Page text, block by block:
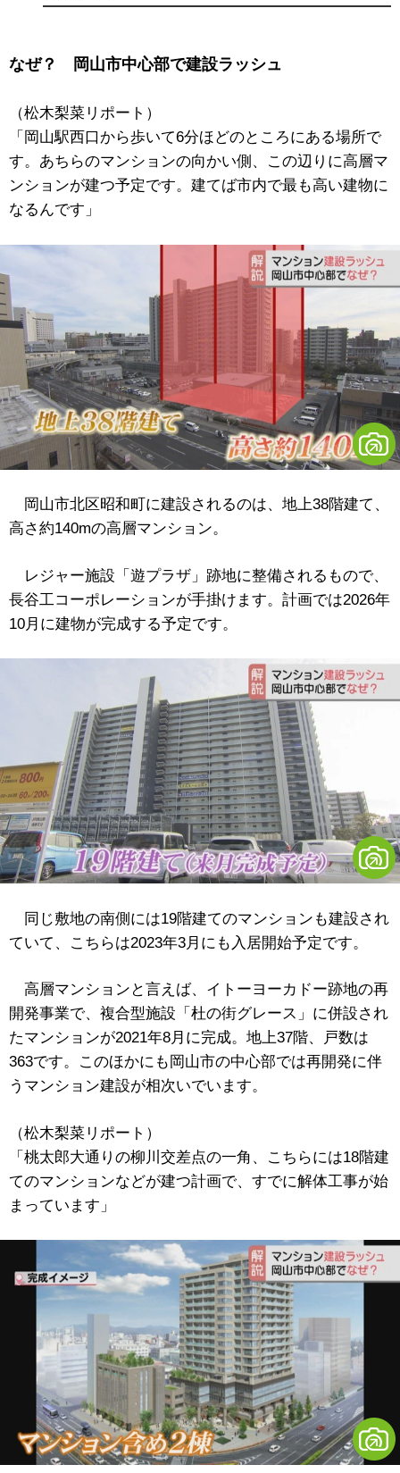
なぜ？ 岡山市中心部で建設ラッシュ
（松木梨菜リポート）
「岡山駅西口から歩いて6分ほどのところにある場所で
す。あちらのマンションの向かい側、この辺りに高層マ
ンションが建つ予定です。建てば市内で最も高い建物に
なるんです」
岡山市北区昭和町に建設されるのは、地上38階建て、
高さ約140mの高層マンション。
レジャー施設「遊プラザ」跡地に整備されるもので、
長谷工コーポレーションが手掛けます。計画では2026年
10月に建物が完成する予定です。
同じ敷地の南側には19階建てのマンションも建設され
ていて、こちらは2023年3月にも入居開始予定です。
高層マンションと言えば、イトーヨーカドー跡地の再
開発事業で、複合型施設「杜の街グレース」に併設され
たマンションが2021年8月に完成。地上37階、戸数は
363です。このほかにも岡山市の中心部では再開発に伴
うマンション建設が相次いでいます。
（松木梨菜リポート）
「桃太郎大通りの柳川交差点の一角、こちらには18階建
てのマンションなどが建つ計画で、すでに解体工事が始
まっています」